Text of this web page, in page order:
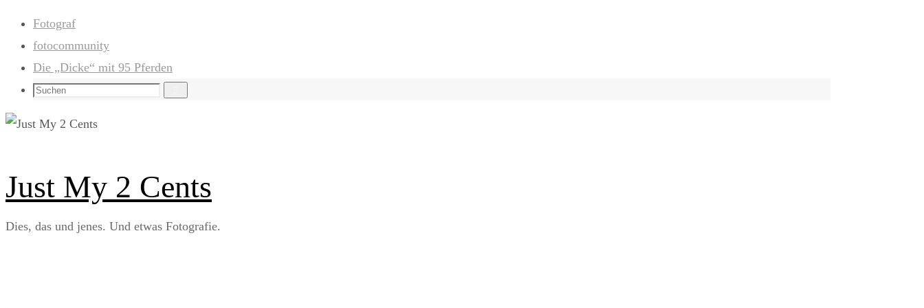
Zum
Inhalt
springen
Fotograf
fotocommunity
Die „Dicke“ mit 95 Pferden
Suchen
Just My 2 Cents
Dies, das und jenes. Und etwas Fotografie.